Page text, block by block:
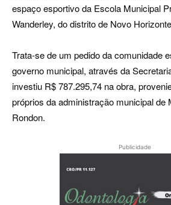
espaço esportivo da Escola Municipal
Wanderley, do distrito de Novo
Trata-se de um pedido da comunidade
governo municipal, através da
investiu R$ 787.295,74 na obra,
próprios da administração municipal de
Rondon.
Publicidade